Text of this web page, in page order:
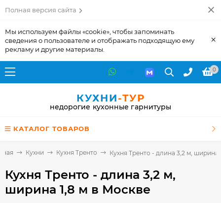
Полная версия сайта
Мы используем файлы «cookie», чтобы запоминать
сведения о пользователе и отображать подходящую ему
рекламу и другие материалы.
×
0
КУХНИ-ТУР
недорогие кухонные гарнитуры
КАТАЛОГ ТОВАРОВ
Кухни Кухня Тренто Кухня Тренто - длина 3,2 м, ширина
Кухня Тренто - длина 3,2 м,
ширина 1,8 м в Москве